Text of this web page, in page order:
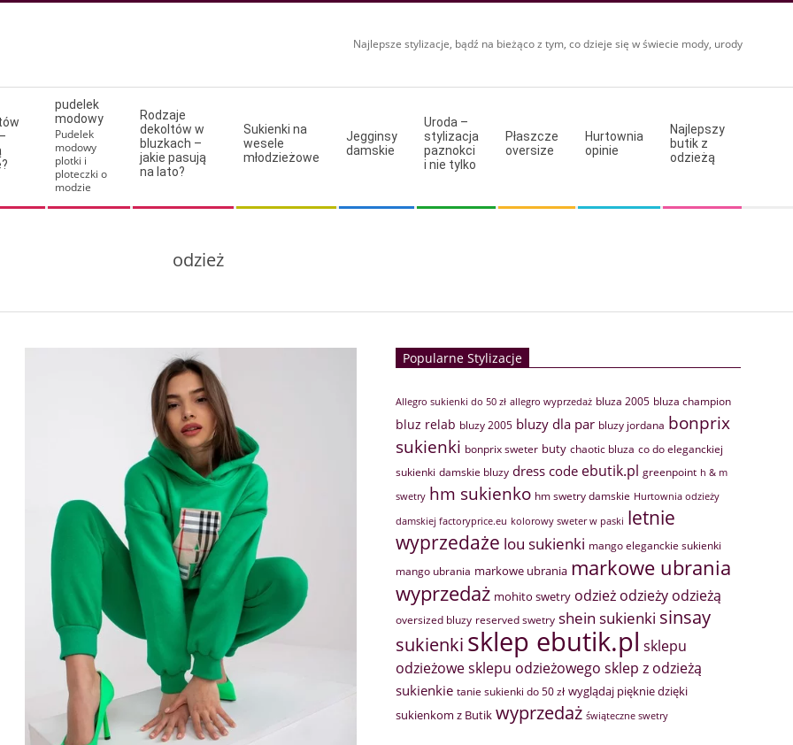
Najlepsze stylizacje, bądź na bieżąco z tym, co dzieje się w świecie mody, urody
pudelek
modowy
Pudelek
modowy
plotki i
ploteczki o
modzie
Rodzaje
dekoltów w
bluzkach –
jakie pasują
na lato?
Sukienki na
wesele
młodzieżowe
Jegginsy
damskie
Uroda –
stylizacja
paznokci
i nie tylko
Płaszcze
oversize
Hurtownia
opinie
Najlepszy
butik z
odzieżą
odzież
Popularne Stylizacje
Allegro sukienki do 50 zł allegro wyprzedaż bluza 2005 bluza champion
bluz relab bluzy 2005 bluzy dla par bluzy jordana bonprix
sukienki bonprix sweter buty chaotic bluza co do eleganckiej
sukienki damskie bluzy dress code ebutik.pl greenpoint h & m
swetry hm sukienko hm swetry damskie Hurtownia odzieży
damskiej factoryprice.eu kolorowy sweter w paski letnie
wyprzedaże lou sukienki mango eleganckie sukienki
mango ubrania markowe ubrania markowe ubrania
wyprzedaż mohito swetry odzież odzieży odzieżą
oversized bluzy reserved swetry shein sukienki sinsay
sukienki sklep ebutik.pl sklepu
odzieżowesklepu odzieżowego sklep z odzieżą
sukienkie tanie sukienki do 50 zł wyglądaj pięknie dzięki
sukienkom z Butik wyprzedaż świąteczne swetry